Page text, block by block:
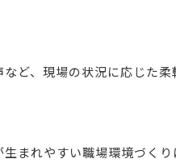
ど、現場の状況に応じた柔
まれやすい職場環境づく